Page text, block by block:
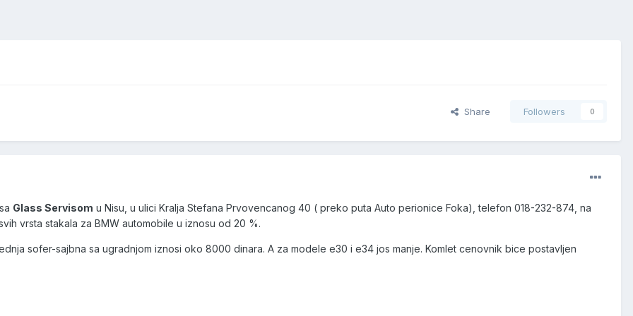
Share Followers 0
Glass Servisom u Nisu, u ulici Kralja Stefana Prvovencanog 40 ( preko puta Auto perionice Foka), telefon 018-232-874, na
vrsta stakala za BMW automobile u iznosu od 20 %.
sofer-sajbna sa ugradnjom iznosi oko 8000 dinara. A za modele e30 i e34 jos manje. Komlet cenovnik bice postavljen